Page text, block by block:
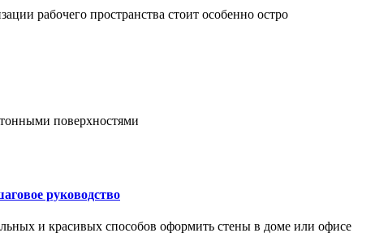
рабочего пространства стоит особенно остро
поверхностями
руководство
и красивых способов оформить стены в доме или офисе